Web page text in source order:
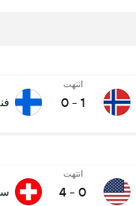
انتهت
1
-
0
انتهت
0
-
4